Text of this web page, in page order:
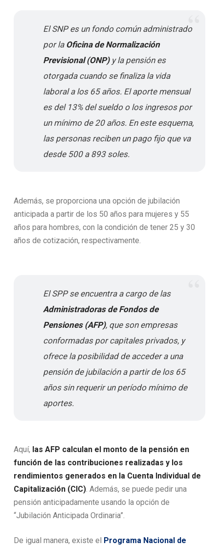
El SNP es un fondo común administrado
por la Oficina de Normalización
Previsional (ONP)y la pensión es
otorgada cuando se finaliza la vida
laboral a los 65 años. El aporte mensual
es del 13% del sueldo o los ingresos por
un mínimo de 20 años. En este esquema,
las personas reciben un pago fijo que va
desde 500 a 893 soles.
Además, se proporciona una opción de jubilación
anticipada a partir de los 50 años para mujeres y 55
años para hombres, con la condición de tener 25 y 30
años de cotización, respectivamente.
El SPP se encuentra a cargo de las
Administradoras de Fondos de
Pensiones (AFP), que son empresas
conformadas por capitales privados, y
ofrece la posibilidad de acceder a una
pensión de jubilación a partir de los 65
años sin requerir un período mínimo de
aportes.
Aquí, las AFP calculan el monto de la pensión en
función de las contribuciones realizadas y los
rendimientos generados en la Cuenta Individual de
Capitalización (CIC). Además, se puede pedir una
pensión anticipadamente usando la opción de
“Jubilación Anticipada Ordinaria”.
De igual manera, existe el Programa Nacional de